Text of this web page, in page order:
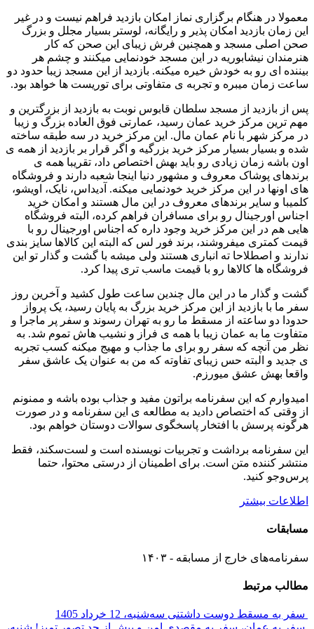
معمولا در هنگام برگزاری نماز امکان بازدید فراهم نیست و در غیر
این زمان بازدید امکان پذیر و رایگانه، لوستر بسیار مجلل و بزرگ
صحن اصلی مسجد و همچنین فرش زیبای این صحن که کار
هنرمندان نیشابوریه در این مسجد خودنمایی میکنند و چشم هر
بیننده ای رو به خودش خیره میکنه. بازدید از این مسجد زیبا حدود دو
ساعت زمان میبره و تجربه ی متفاوتی برای توریست ها خواهد بود.
پس از بازدید از مسجد سلطان قابوس نوبت به بازدید از بزرگترین و
مهم ترین مرکز خرید عمان رسید، عمارتی فوق العاده بزرگ و زیبا
در مرکز شهر با نام عمان مال. این مرکز خرید در سه طبقه ساخته
شده و بسیار بسیار مرکز خرید بزرگیه و اگر قرار بر بازدید از همه ی
اون باشه زمان زیادی رو باید بهش اختصاص داد، تقریبا همه ی
برندهای پوشاک معروف و مشهور دنیا اینجا شعبه دارند و فروشگاه
های اونها در این مرکز خرید خودنمایی میکنه. آدیداس، نایک، اویشو،
کلمیبا و سایر برندهای معروف در این مال هستند و امکان خرید
اجناس اورجینال رو برای مسافران فراهم کرده، البته فروشگاه
هایی هم در این مرکز خرید وجود داره که اجناس اورجینال رو با
قیمت کمتری میفروشند، برند فور لس که البته این کالاها سایز بندی
ندارند و اصطلاحا ته انباری هستند ولی میشه با گشت و گذار تو این
فروشگاه ها کالاها رو با قیمت ماسب تری پیدا کرد.
گشت و گذار ما در این مال چندین ساعت طول کشید و آخرین روز
سفر ما با بازدید از این مرکز خرید بزرگ به پایان رسید، یک پرواز
حدودا دو ساعته از مسقط ما رو به تهران رسوند و سفر پر ماجرا و
متفاوت ما به عمان زیبا با همه ی فراز و نشیب هاش تموم شد. به
نظر من آنچه که سفر رو برای ما جذاب و مهیج میکنه کسب تجربه
ی جدید و البته حس زیبای تفاوته که من به عنوان یک عاشق سفر
واقعا بهش عشق میورزم.
امیدوارم که این سفرنامه براتون مفید و جذاب بوده باشه و ممنونم
از وقتی که اختصاص دادید به مطالعه ی این سفرنامه و در صورت
هرگونه پرسش با افتخار پاسخگوی سوالات دوستان خواهم بود.
این سفرنامه برداشت و تجربیات نویسنده است و لست‌سکند، فقط
منتشر کننده متن است. برای اطمینان از درستی محتوا، حتما
پرس‌وجو کنید.
اطلاعات بیشتر
مسابقات
سفرنامه‌های خارج از مسابقه - ۱۴۰۳
مطالب مرتبط
سفر به مسقط دوست داشتنی سه‌شنبه، 12 خرداد 1405